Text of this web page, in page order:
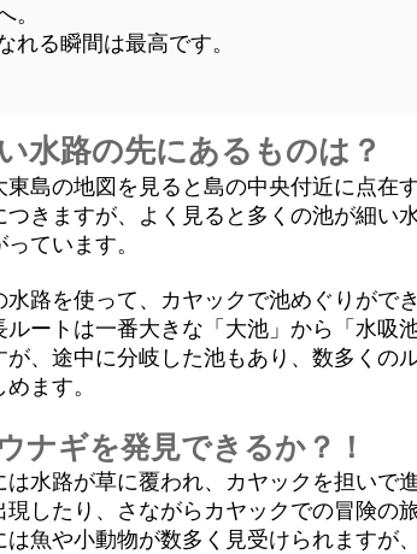
。
る瞬間は最高です。
水路の先にあるものは？
東島の地図を見ると島の中央付近に点在
つきますが、よく見ると多くの池が細い
っています。
水路を使って、カヤックで池めぐりができ
ルートは一番大きな「大池」から「水吸
が、途中に分岐した池もあり、数多くの
ます。
ナギを発見できるか？！
は水路が草に覆われ、カヤックを担いで
現したり、さながらカヤックでの冒険の旅
は魚や小動物が数多く見受けられますが